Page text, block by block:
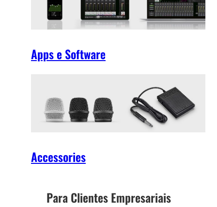
Apps e Software
Accessories
Para Clientes Empresariais